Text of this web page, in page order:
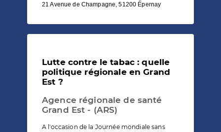
21 Avenue de Champagne, 51200 Épernay
Lutte contre le tabac : quelle
politique régionale en Grand
Est ?
Agence régionale de santé
Grand Est - (ARS)
A l'occasion de la Journée mondiale sans